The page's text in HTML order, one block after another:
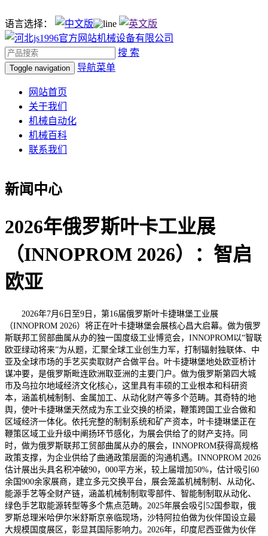
语言选择：
搜 索
Toggle navigation 导航菜单
网站首页
关于我们
机械自动化
机械百科
联系我们
新闻中心
2026年俄罗斯叶卡工业展
（INNOPROM 2026）：智启
欧亚
2026年7月6日至9日，第16届俄罗斯叶卡捷琳堡工业展
（INNOPROM 2026）将正在叶卡捷琳堡会展核心昌大启幕。做为俄罗
斯联邦工贸部曲属从办的独一国度级工业博览会，INNOPROM以“智联
欧亚绿动将来”为从题，汇聚全球工业创生力军，打制辐射独联体、中
亚及全球市场的手艺买卖取财产合做平台。叶卡捷琳堡地处欧亚桥计
谋冲要，是俄罗斯毗连欧洲取亚洲的主要门户。做为俄罗斯第四大城
市及乌拉尔地域经济文化核心，这里具有丰硕的工业根本和科研资
本，涵盖机械制制、金属加工、从动化财产等多个范畴。其奇特的地
舆，使叶卡捷琳堡天然成为东工业交换的桥梁，鞭策跨国工业合做和
区域经济一体化。依托完整的制制系统和矿产资本，叶卡捷琳堡正在
鞭策区域工业升级中阐扬环节感化，为展会供给了的财产支持。同
时，做为俄罗斯联邦工贸部曲属从办的展会，INNOPROM获得高规格
政策支撑，为企业供给了曲通政策层面的沟通机遇。INNOPROM 2026
估计展出头具名积冲破90，000平方米，较上届增加50%，估计吸引60
余国900余家展商，建立多元交换平台，展会笼盖机械制制、从动化、
能源手艺等全财产链，涵盖机械制制取零部件、智能制制取从动化、
绿色手艺取能源转型等多个焦点范畴。2025年展会吸引52国参取，俄
罗斯总理米哈伊尔米舒斯京亲临现场，沙特阿拉伯做为伙伴国设立最
大规模国度展区，彰显其国际影响力。2026年，印度尼西亚做为伙伴